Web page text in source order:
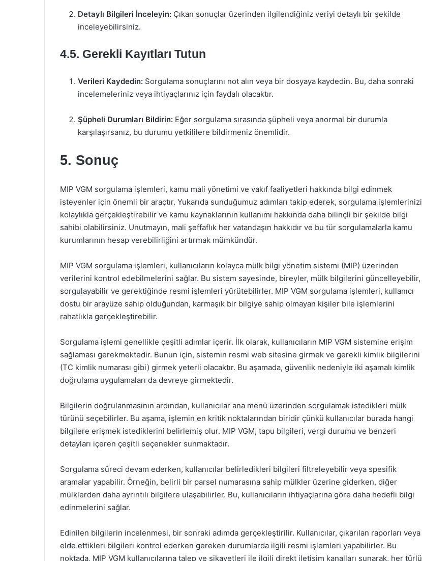
Detaylı Bilgileri İnceleyin: Çıkan sonuçlar üzerinden ilgilendiğiniz veriyi detaylı bir şekilde
inceleyebilirsiniz.
4.5. Gerekli Kayıtları Tutun
Verileri Kaydedin: Sorgulama sonuçlarını not alın veya bir dosyaya kaydedin. Bu, daha sonraki
incelemeleriniz veya ihtiyaçlarınız için faydalı olacaktır.
Şüpheli Durumları Bildirin: Eğer sorgulama sırasında şüpheli veya anormal bir durumla
karşılaşırsanız, bu durumu yetkililere bildirmeniz önemlidir.
5. Sonuç
MIP VGM sorgulama işlemleri, kamu mali yönetimi ve vakıf faaliyetleri hakkında bilgi edinmek
isteyenler için önemli bir araçtır. Yukarıda sunduğumuz adımları takip ederek, sorgulama işlemlerinizi
kolaylıkla gerçekleştirebilir ve kamu kaynaklarının kullanımı hakkında daha bilinçli bir şekilde bilgi
sahibi olabilirsiniz. Unutmayın, mali şeffaflık her vatandaşın hakkıdır ve bu tür sorgulamalarla kamu
kurumlarının hesap verebilirliğini artırmak mümkündür.
MIP VGM sorgulama işlemleri, kullanıcıların kolayca mülk bilgi yönetim sistemi (MIP) üzerinden
verilerini kontrol edebilmelerini sağlar. Bu sistem sayesinde, bireyler, mülk bilgilerini güncelleyebilir,
sorgulayabilir ve gerektiğinde resmi işlemleri yürütebilirler. MIP VGM sorgulama işlemleri, kullanıcı
dostu bir arayüze sahip olduğundan, karmaşık bir bilgiye sahip olmayan kişiler bile işlemlerini
rahatlıkla gerçekleştirebilir.
Sorgulama işlemi genellikle çeşitli adımlar içerir. İlk olarak, kullanıcıların MIP VGM sistemine erişim
sağlaması gerekmektedir. Bunun için, sistemin resmi web sitesine girmek ve gerekli kimlik bilgilerini
(TC kimlik numarası gibi) girmek yeterli olacaktır. Bu aşamada, güvenlik nedeniyle iki aşamalı kimlik
doğrulama uygulamaları da devreye girmektedir.
Bilgilerin doğrulanmasının ardından, kullanıcılar ana menü üzerinden sorgulamak istedikleri mülk
türünü seçebilirler. Bu aşama, işlemin en kritik noktalarından biridir çünkü kullanıcılar burada hangi
bilgilere erişmek istediklerini belirlemiş olur. MIP VGM, tapu bilgileri, vergi durumu ve benzeri
detayları içeren çeşitli seçenekler sunmaktadır.
Sorgulama süreci devam ederken, kullanıcılar belirledikleri bilgileri filtreleyebilir veya spesifik
aramalar yapabilir. Örneğin, belirli bir parsel numarasına sahip mülkler üzerine giderken, diğer
mülklerden daha ayrıntılı bilgilere ulaşabilirler. Bu, kullanıcıların ihtiyaçlarına göre daha hedefli bilgi
edinmelerini sağlar.
Edinilen bilgilerin incelenmesi, bir sonraki adımda gerçekleştirilir. Kullanıcılar, çıkarılan raporları veya
elde ettikleri bilgileri kontrol ederken gereken durumlarda ilgili resmi işlemleri yapabilirler. Bu
noktada, MIP VGM kullanıcılarına talep ve şikayetleri ile ilgili direkt iletişim kanalları sunarak, her türlü